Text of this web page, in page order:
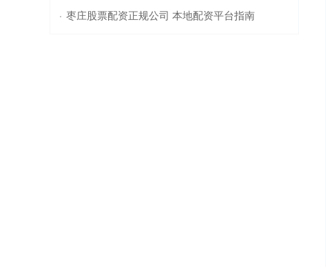
· 枣庄股票配资正规公司 本地配资平台指南